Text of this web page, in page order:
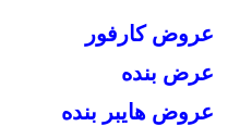
عروض كارفور
عرض بنده
عروض هايبر بنده